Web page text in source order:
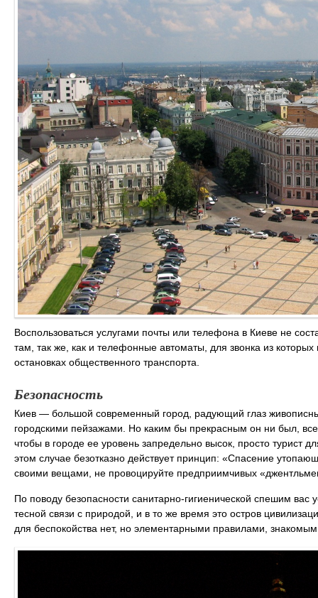
Воспользоваться услугами почты или телефона в Киеве не
там, так же, как и телефонные автоматы, для звонка из
остановках общественного транспорта.
Безопасность
Киев — большой современный город, радующий глаз
городскими пейзажами. Но каким бы прекрасным он ни был,
чтобы в городе ее уровень запредельно высок, просто турист
этом случае безотказно действует принцип: «Спасение
своими вещами, не провоцируйте предприимчивых
По поводу безопасности санитарно-гигиенической спешим
тесной связи с природой, и в то же время это остров
для беспокойства нет, но элементарными правилами,